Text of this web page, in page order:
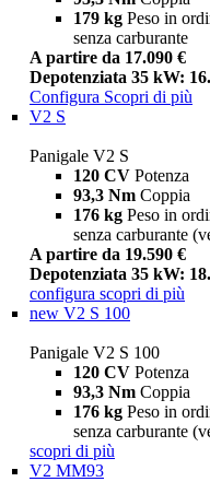
179 kg Peso in
senza carburante
A partire da 17.090 €
Depotenziata 35 kW:
Configura Scopri di più
V2 S
Panigale V2 S
120 CV Potenza
93,3 Nm Coppia
176 kg Peso in
senza carburante
A partire da 19.590 €
Depotenziata 35 kW:
configura scopri di più
new V2 S 100
Panigale V2 S 100
120 CV Potenza
93,3 Nm Coppia
176 kg Peso in
senza carburante
scopri di più
V2 MM93